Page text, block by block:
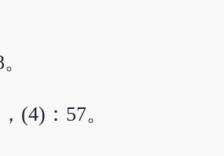
(4)：57。